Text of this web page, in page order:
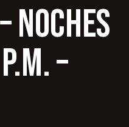
NOCHES
–